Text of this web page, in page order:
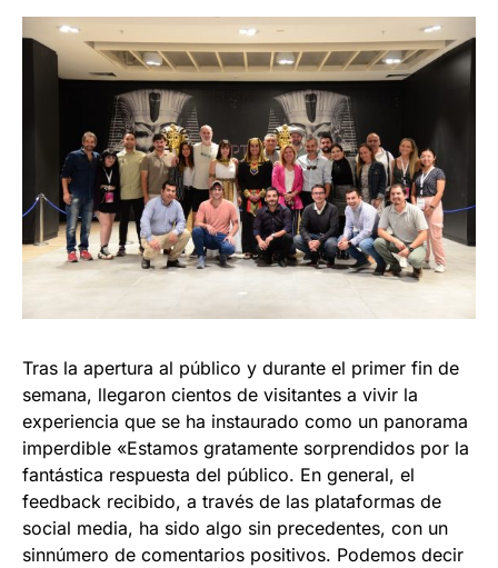
Tras la apertura al público y durante el primer fin de
semana, llegaron cientos de visitantes a vivir la
experiencia que se ha instaurado como un panorama
imperdible «Estamos gratamente sorprendidos por la
fantástica respuesta del público. En general, el
feedback recibido, a través de las plataformas de
social media, ha sido algo sin precedentes, con un
sinnúmero de comentarios positivos. Podemos decir